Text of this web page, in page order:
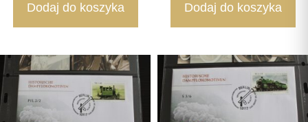
Dodaj do koszyka Dodaj do koszyka